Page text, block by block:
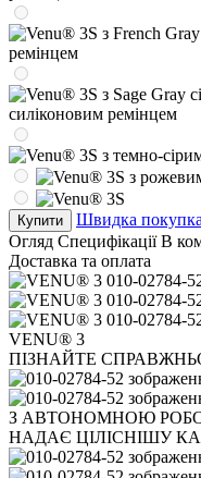
Купити
Швидка покупка
Огляд Специфікації В
Доставка та оплата
VENU® 3
ПІЗНАЙТЕ
З АВТОНОМНОЮ
НАДАЄ ЦІЛІСНІШУ